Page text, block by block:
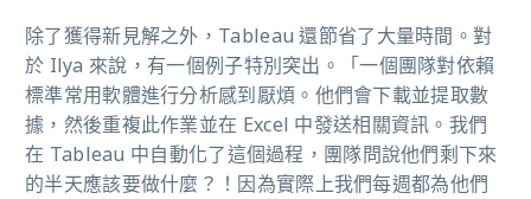
除了獲得新見解之外，Tableau 還節省了大量時間。對
於 Ilya 來說，有一個例子特別突出。「一個團隊對依賴
標準常用軟體進行分析感到厭煩。他們會下載並提取數
據，然後重複此作業並在 Excel 中發送相關資訊。我們
在 Tableau 中自動化了這個過程，團隊問說他們剩下來
的半天應該要做什麼？！因為實際上我們每週都為他們